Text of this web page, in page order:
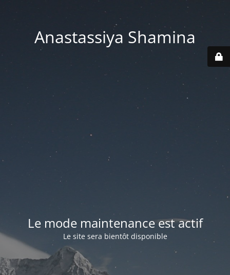
Anastassiya Shamina
Le mode maintenance est actif
Le site sera bientôt disponible